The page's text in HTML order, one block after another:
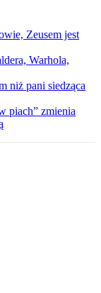
Zeusem jest
Warhola,
niż pani siedząca
piach” zmienia